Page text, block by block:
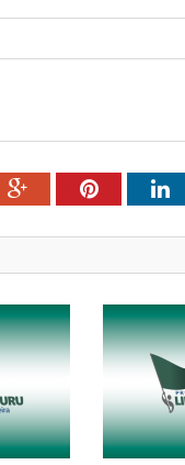
Google+Pinterest